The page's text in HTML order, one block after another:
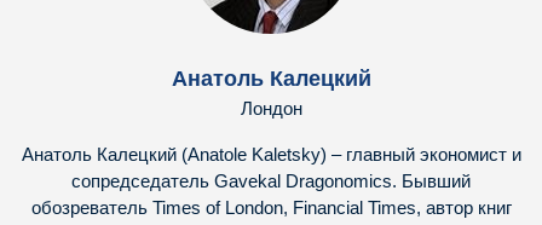
Анатоль Калецкий
Лондон
Анатоль Калецкий (Anatole Kaletsky) – главный экономист и
сопредседатель Gavekal Dragonomics. Бывший
обозреватель Times of London, Financial Times, автор книг